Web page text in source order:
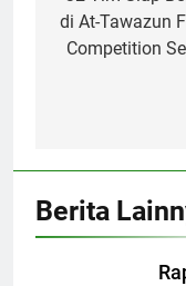
di At-Tawazun
Competition
Berita